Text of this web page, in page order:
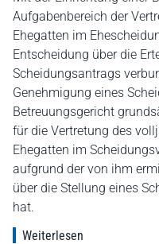
Aufgabenbereich der
Ehegatten im
Entscheidung über die
Scheidungsantrags
Genehmigung eines
Betreuungsgericht
für die Vertretung des
Ehegatten im
aufgrund der von ihm
über die Stellung eines
hat.
Weiterlesen